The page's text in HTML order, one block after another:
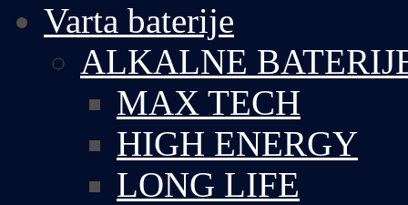
Varta baterije
ALKALNE
MAX TECH
HIGH ENERGY
LONG LIFE